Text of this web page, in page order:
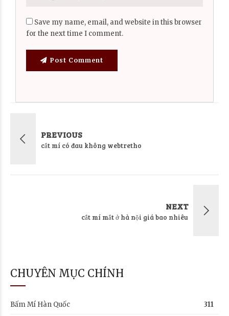
Save my name, email, and website in this browser
for the next time I comment.
Post Comment
PREVIOUS
cắt mí có đau không webtretho
NEXT
cắt mí mắt ở hà nội giá bao nhiêu
CHUYÊN MỤC CHÍNH
Bấm Mí Hàn Quốc 311